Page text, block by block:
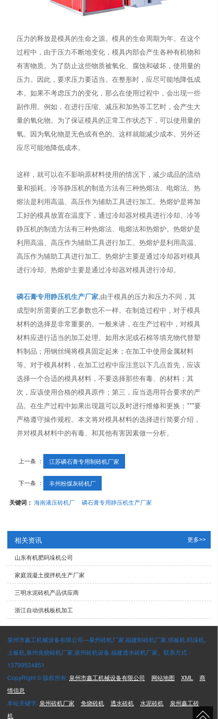
压力的释放是模具的生命之源。模具的生命周期为年。在这个
过程中，由于压力不断地变化，模具内部会产生各种有机物和
有害物质。为了防止这些物质被氧化、腐蚀和破坏，使用量的
压力。因此，要求压力要适当。在整形时，应尽可能地降低成
本。如果不考虑压力的变化，那么在使用过程中，会出现一些
副作用。例如，在进行压缩、减压和加热等工艺时，会产生大
量的氧化物。为了保证模具的正常工作状态下，可以使用量的
氧。因为氧化物是无色或有色的。这样就能减少成本。另外还
应尽可能地降低成本。
这样，就可以在不影响原材料使用的情况下，减少成品的流动
量和损耗。冷等静压机的制造方法有三种热熔法、电熔法。热
熔法是利用高温、高压作为辅助工具进行加工。热熔炉是将加
工好的模具放置在温度下，通过冷却器对模具进行冷却。冷等
静压机的制造方法有三种热熔法、电熔法和热熔炉。热熔炉是
利用高温、高压作为辅助工具进行加工。热熔炉是利用高温、
高压作为辅助工具进行加工。热熔炉主要是通过冷却器对模具
进行冷却。热熔炉主要是通过冷却器对模具进行冷却。
磷石膏专用静压机生产厂家,由于模具的压力和压力不同，其
成型时所需要的工艺参数也不一样。在制造过程中，对于模具
材料的选择是非常重要的。一般来讲，在生产过程中，对模具
材料应进行适当的加工处理。如用水泥或石棉等填充物代替塑
料制品；用钢丝绳将模具固定起来；在加工中使用金属材料
等。对于模具材料，在加工过程中应注意以下几点首先，应该
选择一个合适的模具材料，不要选择那些有毒、的材料；其
次，应该使用合格的模具原件；第三，应当选用符合要求的产
品。在生产过程中如果出现题可以及时进行维修和更换；***要
严格遵守操作规程。本文将对模具材料的选择进行简要介绍，
并对模具材料中的有毒、和其他有害因素做一分析。
上一条 ： 江苏磷石膏专用制砖机厂家
下一条 ： 丰州粉煤灰砖机厂
关键词：海南液压砖机厂 磷石膏专用静压机生产厂家
相关资讯 更多>>
山东有机肥码垛机公司
家庭混凝土搅拌机生产厂家
三明水泥砖机产品供应商
浙江自动供栈板机加工
泉州市鑫工机械设备有限公司—泉州砖机厂家,福建制砖机厂家,供板机,码垛机,
上板机,泉州免烧砖机厂家,泉州砖机设备,福建透水砖机厂家。联系方式：
13799524851
CopyRight © 版权所有: 泉州市鑫工机械设备有限公司 网站地图 XML
商
情信息
本站关键字: 泉州砖机厂家 免烧砖机 透水砖机 水泥砖机
泉州鑫工砖
机